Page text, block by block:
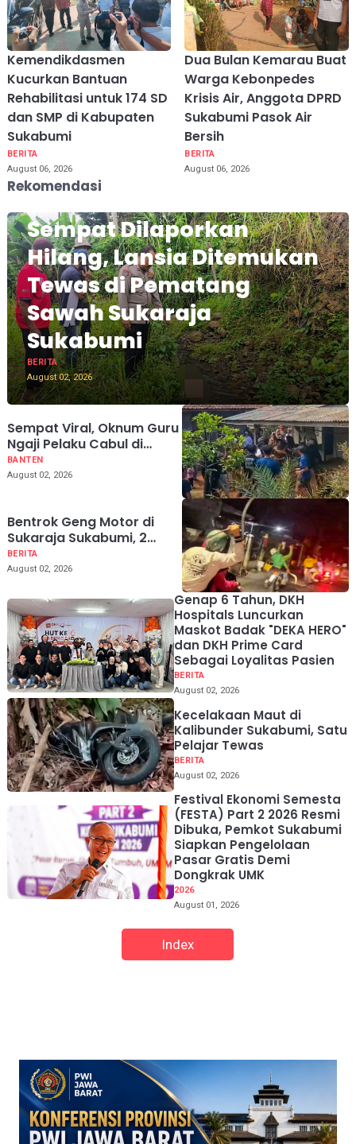
Kemendikdasmen
Kucurkan Bantuan
Rehabilitasi untuk 174 SD
dan SMP di Kabupaten
Sukabumi
BERITA
August 06, 2026
Dua Bulan Kemarau Buat
Warga Kebonpedes
Krisis Air, Anggota DPRD
Sukabumi Pasok Air
Bersih
BERITA
August 06, 2026
Rekomendasi
Sempat Dilaporkan
Hilang, Lansia Ditemukan
Tewas di Pematang
Sawah Sukaraja
Sukabumi
BERITA
August 02, 2026
Sempat Viral, Oknum Guru
Ngaji Pelaku Cabul di
Simpenan Sukabumi
Akhirnya Diringkus di
BANTEN
August 02, 2026
Bentrok Geng Motor di
Sukaraja Sukabumi, 2
Warga Sipil Jadi Korban
Salah Sasaran
BERITA
August 02, 2026
Genap 6 Tahun, DKH
Hospitals Luncurkan
Maskot Badak "DEKA HERO"
dan DKH Prime Card
Sebagai Loyalitas Pasien
BERITA
August 02, 2026
Kecelakaan Maut di
Kalibunder Sukabumi, Satu
Pelajar Tewas
BERITA
August 02, 2026
Festival Ekonomi Semesta
(FESTA) Part 2 2026 Resmi
Dibuka, Pemkot Sukabumi
Siapkan Pengelolaan
Pasar Gratis Demi
Dongkrak UMK
2026
August 01, 2026
Index